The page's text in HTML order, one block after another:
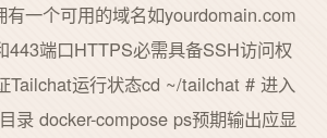
有一个可用的域名如yourdomain.com
443端口HTTPS必需具备SSH访问权
Tailchat运行状态cd ~/tailchat # 进入
录 docker-compose ps预期输出应显